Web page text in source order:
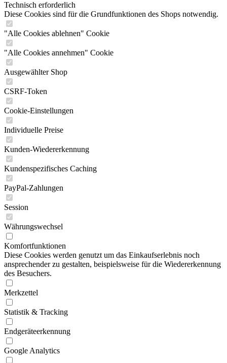
Technisch erforderlich
Diese Cookies sind für die Grundfunktionen des Shops notwendig.
"Alle Cookies ablehnen" Cookie
"Alle Cookies annehmen" Cookie
Ausgewählter Shop
CSRF-Token
Cookie-Einstellungen
Individuelle Preise
Kunden-Wiedererkennung
Kundenspezifisches Caching
PayPal-Zahlungen
Session
Währungswechsel
Komfortfunktionen
Diese Cookies werden genutzt um das Einkaufserlebnis noch
ansprechender zu gestalten, beispielsweise für die Wiedererkennung
des Besuchers.
Merkzettel
Statistik & Tracking
Endgeräteerkennung
Google Analytics